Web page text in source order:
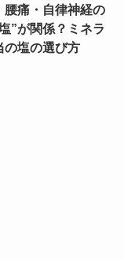
腰痛・自律神経の
”が関係？ミネラ
の塩の選び方